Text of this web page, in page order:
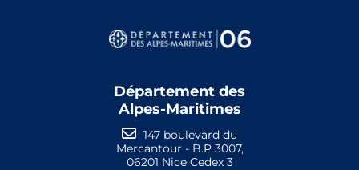
Département des
Alpes-Maritimes
147 boulevard du
Mercantour - B.P 3007,
06201 Nice Cedex 3